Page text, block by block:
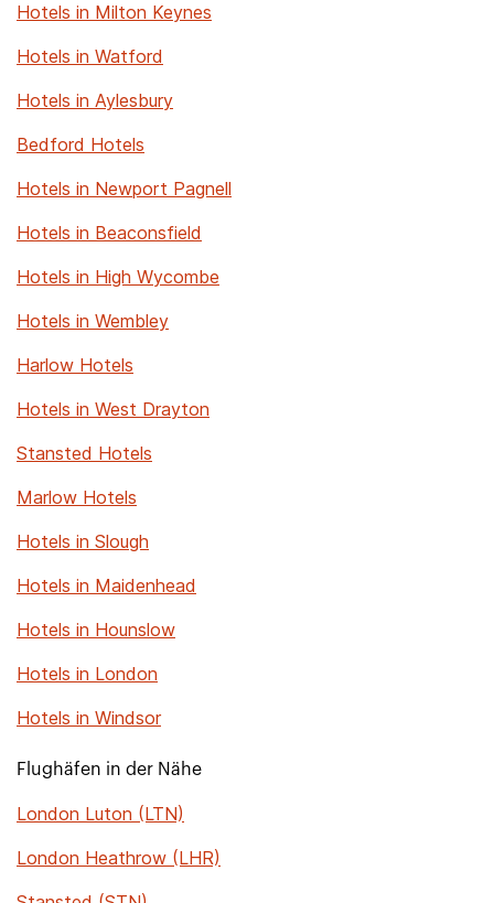
Hotels in Milton Keynes
Hotels in Watford
Hotels in Aylesbury
Bedford Hotels
Hotels in Newport Pagnell
Hotels in Beaconsfield
Hotels in High Wycombe
Hotels in Wembley
Harlow Hotels
Hotels in West Drayton
Stansted Hotels
Marlow Hotels
Hotels in Slough
Hotels in Maidenhead
Hotels in Hounslow
Hotels in London
Hotels in Windsor
Flughäfen in der Nähe
London Luton (LTN)
London Heathrow (LHR)